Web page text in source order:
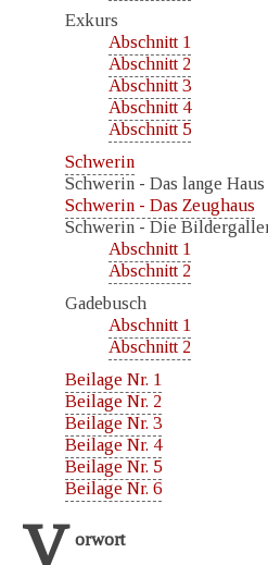
Exkurs
Abschnitt 1
Abschnitt 2
Abschnitt 3
Abschnitt 4
Abschnitt 5
Schwerin
Schwerin - Das lange
Schwerin - Das Zeughaus
Schwerin - Die
Abschnitt 1
Abschnitt 2
Gadebusch
Abschnitt 1
Abschnitt 2
Beilage Nr. 1
Beilage Nr. 2
Beilage Nr. 3
Beilage Nr. 4
Beilage Nr. 5
Beilage Nr. 6
V orwort